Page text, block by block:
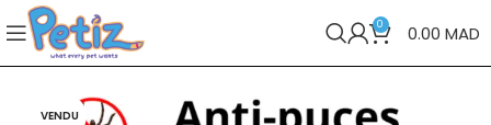
0 0.00 MAD
VENDU